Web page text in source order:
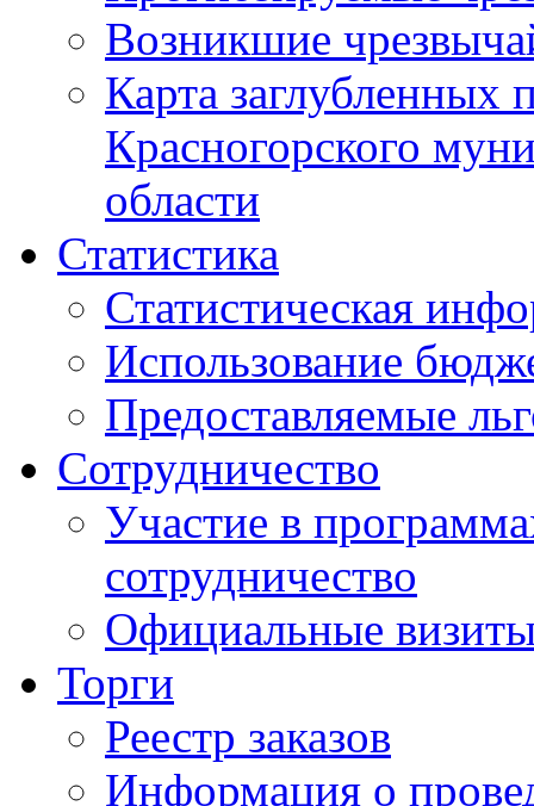
Возникшие
Карта
Красногорского
области
Статистика
Статистическая
Использование
Предоставляемые
Сотрудничество
Участие в
сотрудничество
Официальные
Торги
Реестр заказов
Информация о